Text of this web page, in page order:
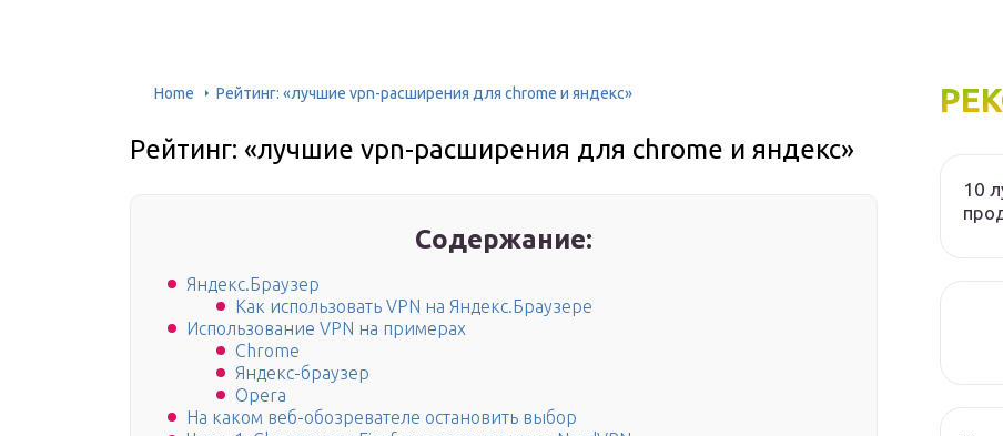
Home Рейтинг: «лучшие vpn-расширения для chrome и яндекс»
Рейтинг: «лучшие vpn-расширения для chrome и яндекс»
Содержание:
Яндекс.Браузер
Как использовать VPN на Яндекс.Браузере
Использование VPN на примерах
Chrome
Яндекс-браузер
Opera
На каком веб-обозревателе остановить выбор
10